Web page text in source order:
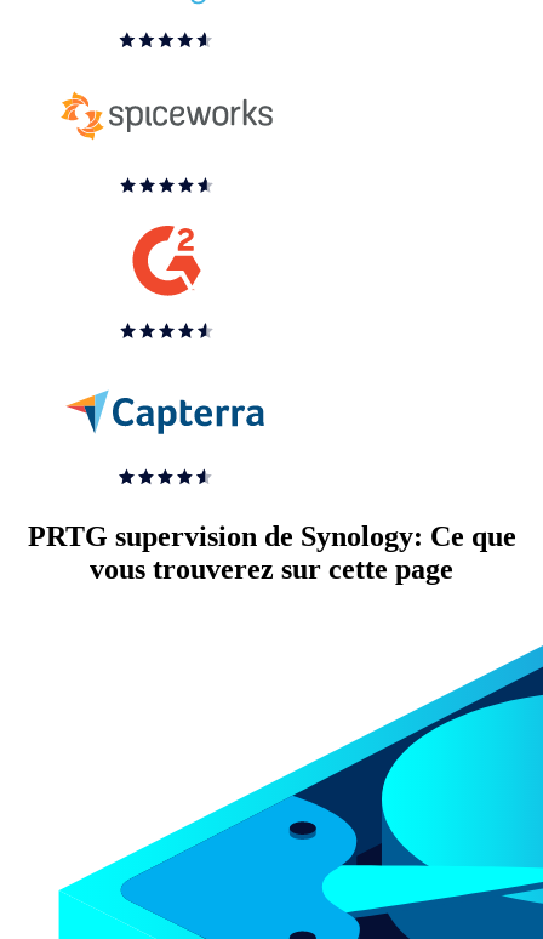
PRTG supervision de Synology: Ce que
vous trouverez sur cette page